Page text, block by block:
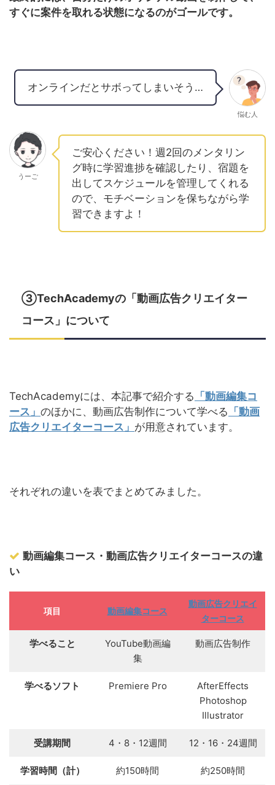
すぐに案件を取れる状態になるのがゴールです。
オンラインだとサボってしまいそう…
悩む人
うーご
ご安心ください！週2回のメンタリン
グ時に学習進捗を確認したり、宿題を
出してスケジュールを管理してくれる
ので、モチベーションを保ちながら学
習できますよ！
③TechAcademyの「動画広告クリエイター
コース」について
TechAcademyには、本記事で紹介する 「動画編集コ
ース」 のほかに、動画広告制作について学べる 「動画
広告クリエイターコース」 が用意されています。
それぞれの違いを表でまとめてみました。
動画編集コース・動画広告クリエイターコースの違
い
項目 動画編集コース
動画広告クリエイ
ターコース
学べること
YouTube動画編
集
動画広告制作
学べるソフト Premiere Pro
AfterEffects
Photoshop
Illustrator
受講期間 4・8・12週間 12・16・24週間
学習時間（計） 約150時間 約250時間